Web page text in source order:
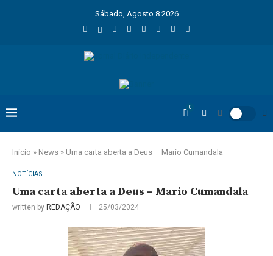
Sábado, Agosto 8 2026
0
Início » News » Uma carta aberta a Deus – Mario Cumandala
NOTÍCIAS
Uma carta aberta a Deus – Mario Cumandala
written by REDAÇÃO 25/03/2024